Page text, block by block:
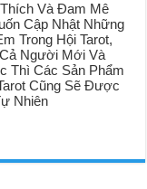
Và Đam Mê
Cập Nhật Những
Trong Hội Tarot,
Người Mới Và
Thì Các Sản Phẩm
Cũng Sẽ Được
Nhiên